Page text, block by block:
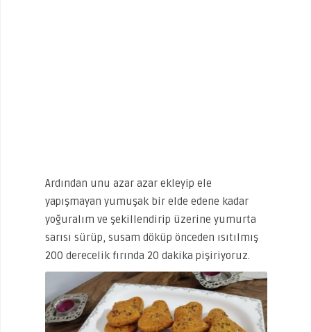
Ardından unu azar azar ekleyip ele
yapışmayan yumuşak bir elde edene kadar
yoğuralım ve şekillendirip üzerine yumurta
sarısı sürüp, susam döküp önceden ısıtılmış
200 derecelik fırında 20 dakika pişiriyoruz.